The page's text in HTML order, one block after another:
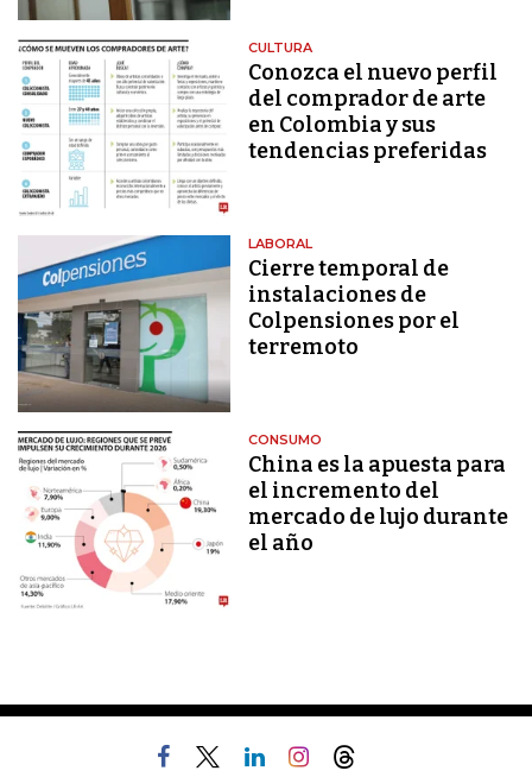
CULTURA
Conozca el nuevo perfil
del comprador de arte
en Colombia y sus
tendencias preferidas
LABORAL
Cierre temporal de
instalaciones de
Colpensiones por el
terremoto
CONSUMO
China es la apuesta para
el incremento del
mercado de lujo durante
el año